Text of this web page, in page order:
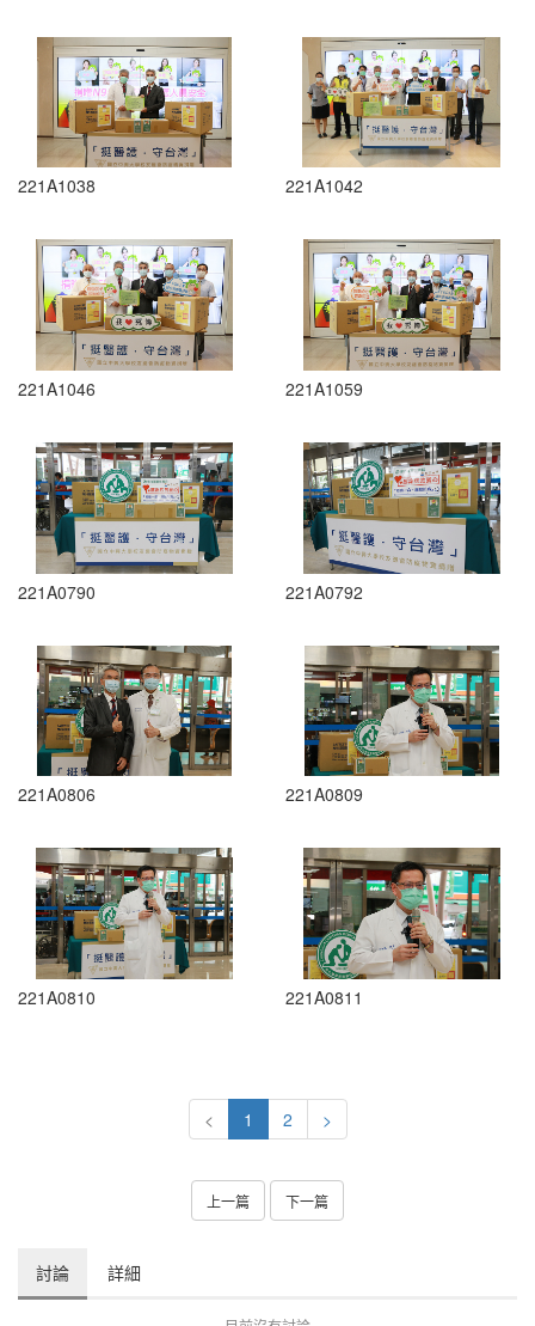
221A1038 221A1042
221A1046 221A1059
221A0790 221A0792
221A0806 221A0809
221A0810 221A0811
< 1 2 >
上一篇 下一篇
討論 詳細